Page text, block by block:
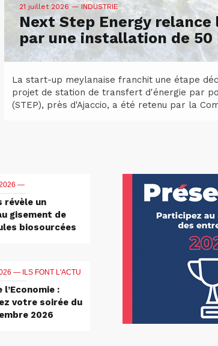
21 juillet 2026 — INDUSTRIE
Next Step Energy relance
par une installation de 50
La start-up meylanaise franchit une étape
projet de station de transfert d'énergie par
(STEP), près d'Ajaccio, a été retenu par la
—
révèle un
gisement de
biosourcées
— ILS FONT L'ACTU
l’Economie :
votre soirée du
2026